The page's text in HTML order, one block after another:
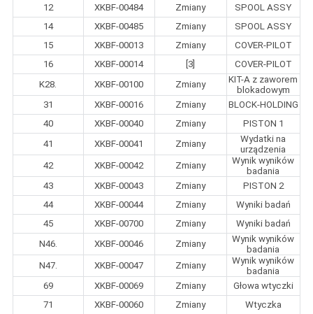
12
XKBF-00484 Zmiany
SPOOL ASSY
14
XKBF-00485 Zmiany
SPOOL ASSY
15
XKBF-00013 Zmiany
COVER-PILOT
16
XKBF-00014 [3]
COVER-PILOT
K28.
XKBF-00100 Zmiany
KIT-A z zaworem
blokadowym
31
XKBF-00016 Zmiany
BLOCK-HOLDING
40
XKBF-00040 Zmiany
PISTON 1
41
XKBF-00041 Zmiany
Wydatki na
urządzenia
42
XKBF-00042 Zmiany
Wynik wyników
badania
43
XKBF-00043 Zmiany
PISTON 2
44
XKBF-00044 Zmiany
Wyniki badań
45
XKBF-00700 Zmiany
Wyniki badań
N46.
XKBF-00046 Zmiany
Wynik wyników
badania
N47.
XKBF-00047 Zmiany
Wynik wyników
badania
69
XKBF-00069 Zmiany
Głowa wtyczki
71
XKBF-00060 Zmiany Wtyczka